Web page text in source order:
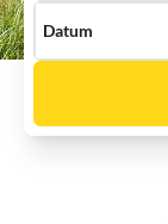
Datum